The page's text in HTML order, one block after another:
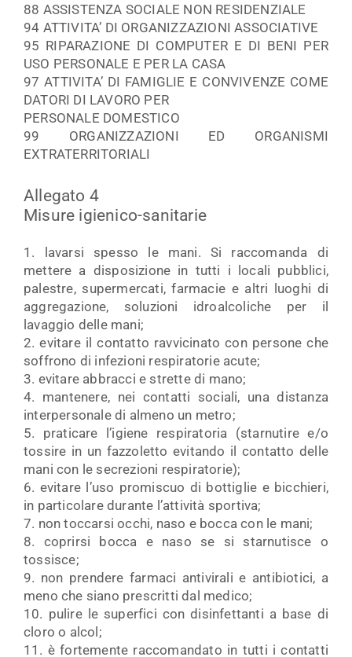
88 ASSISTENZA SOCIALE NON RESIDENZIALE
94 ATTIVITA’ DI ORGANIZZAZIONI ASSOCIATIVE
95 RIPARAZIONE DI COMPUTER E DI BENI PER
USO PERSONALE E PER LA CASA
97 ATTIVITA’ DI FAMIGLIE E CONVIVENZE COME
DATORI DI LAVORO PER
PERSONALE DOMESTICO
99 ORGANIZZAZIONI ED ORGANISMI
EXTRATERRITORIALI
Allegato 4
Misure igienico-sanitarie
1. lavarsi spesso le mani. Si raccomanda di
mettere a disposizione in tutti i locali pubblici,
palestre, supermercati, farmacie e altri luoghi di
aggregazione, soluzioni idroalcoliche per il
lavaggio delle mani;
2. evitare il contatto ravvicinato con persone che
soffrono di infezioni respiratorie acute;
3. evitare abbracci e strette di mano;
4. mantenere, nei contatti sociali, una distanza
interpersonale di almeno un metro;
5. praticare l’igiene respiratoria (starnutire e/o
tossire in un fazzoletto evitando il contatto delle
mani con le secrezioni respiratorie);
6. evitare l’uso promiscuo di bottiglie e bicchieri,
in particolare durante l’attività sportiva;
7. non toccarsi occhi, naso e bocca con le mani;
8. coprirsi bocca e naso se si starnutisce o
tossisce;
9. non prendere farmaci antivirali e antibiotici, a
meno che siano prescritti dal medico;
10. pulire le superfici con disinfettanti a base di
cloro o alcol;
11. è fortemente raccomandato in tutti i contatti